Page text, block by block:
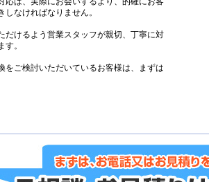
しなければなりません。
だけるよう営業スタッフが親切、丁寧に対
す。
をご検討いただいているお客様は、まずは